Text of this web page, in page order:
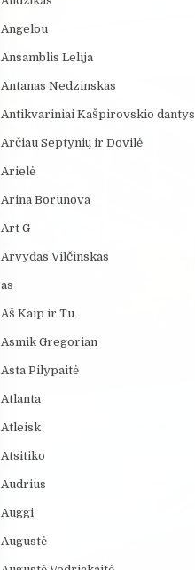
Angelou
Ansamblis Lelija
Antanas Nedzinskas
Antikvariniai Kašpirovskio dantys
Arčiau Septynių ir Dovilė
Arielė
Arina Borunova
Art G
Arvydas Vilčinskas
as
Aš Kaip ir Tu
Asmik Gregorian
Asta Pilypaitė
Atlanta
Atleisk
Atsitiko
Audrius
Auggi
Augustė